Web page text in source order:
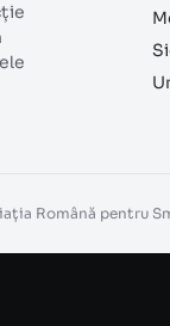
Română pentru